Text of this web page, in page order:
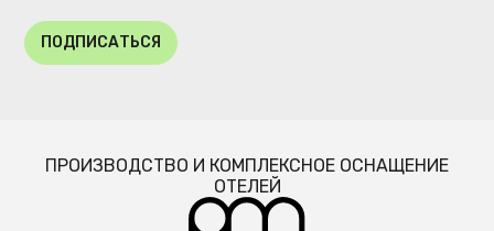
ПОДПИСАТЬСЯ
ПРОИЗВОДСТВО И КОМПЛЕКСНОЕ ОСНАЩЕНИЕ
ОТЕЛЕЙ